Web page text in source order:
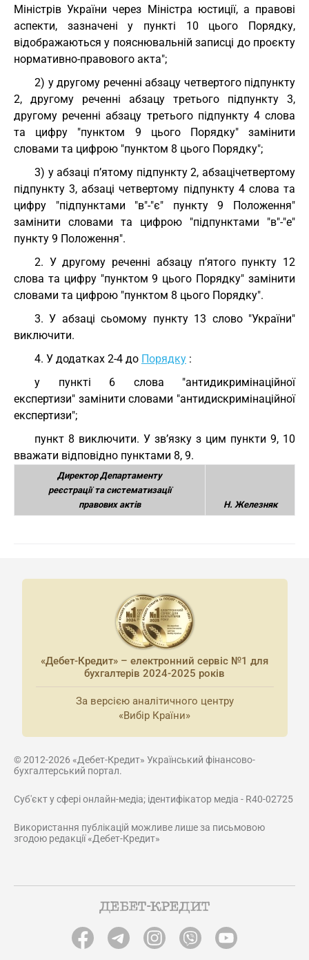
Міністрів України через Міністра юстиції, а правові
аспекти, зазначені у пункті 10 цього Порядку,
відображаються у пояснювальній записці до проєкту
нормативно-правового акта";
2) у другому реченні абзацу четвертого підпункту
2, другому реченні абзацу третього підпункту 3,
другому реченні абзацу третього підпункту 4 слова
та цифру "пунктом 9 цього Порядку" замінити
словами та цифрою "пунктом 8 цього Порядку";
3) у абзаці п’ятому підпункту 2, абзацічетвертому
підпункту 3, абзаці четвертому підпункту 4 слова та
цифру "підпунктами "в"-"є" пункту 9 Положення"
замінити словами та цифрою "підпунктами "в"-"е"
пункту 9 Положення".
2. У другому реченні абзацу п’ятого пункту 12
слова та цифру "пунктом 9 цього Порядку" замінити
словами та цифрою "пунктом 8 цього Порядку".
3. У абзаці сьомому пункту 13 слово "України"
виключити.
4. У додатках 2-4 до Порядку :
у пункті 6 слова "антидикримінаційної
експертизи" замінити словами "антидискримінаційної
експертизи";
пункт 8 виключити. У зв’язку з цим пункти 9, 10
вважати відповідно пунктами 8, 9.
Директор Департаменту
реєстрації та систематизації
правових актів
Н. Железняк
«Дебет-Кредит» – електронний сервіс №1 для
бухгалтерів 2024-2025 років
За версією аналітичного центру
«Вибір Країни»
© 2012-2026 «Дебет-Кредит» Український фінансово-
бухгалтерський портал.
Суб'єкт у сфері онлайн-медіа; ідентифікатор медіа - R40-02725
Використання публікацій можливе лише за письмовою
згодою редакції «Дебет-Кредит»